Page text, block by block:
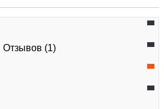
Отзывов (1)